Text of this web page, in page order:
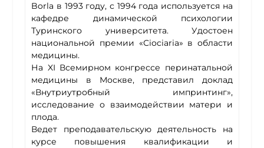
Borla в 1993 году, с 1994 года используется на
кафедре динамической психологии
Туринского университета. Удостоен
национальной премии «Ciociaria» в области
медицины.
На XI Всемирном конгрессе перинатальной
медицины в Москве, представил доклад
«Внутриутробный импринтинг»,
исследование о взаимодействии матери и
плода.
Ведет преподавательскую деятельность на
курсе повышения квалификации и